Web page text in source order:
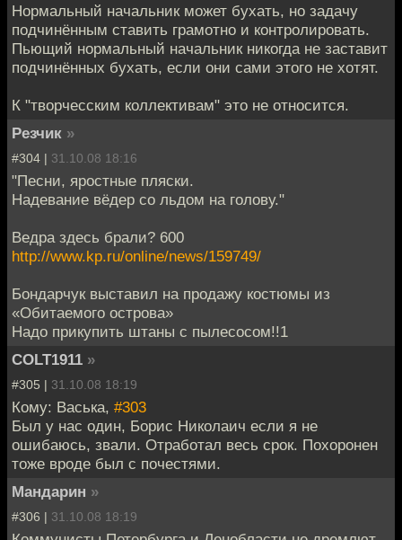
Нормальный начальник может бухать, но задачу
подчинённым ставить грамотно и контролировать.
Пьющий нормальный начальник никогда не заставит
подчинённых бухать, если они сами этого не хотят.
К "творчесским коллективам" это не относится.
Резчик »
#304 | 31.10.08 18:16
"Песни, яростные пляски.
Надевание вёдер со льдом на голову."
Ведра здесь брали? 600
http://www.kp.ru/online/news/159749/
Бондарчук выставил на продажу костюмы из
«Обитаемого острова»
Надо прикупить штаны с пылесосом!!1
COLT1911 »
#305 | 31.10.08 18:19
Кому: Васька, #303
Был у нас один, Борис Николаич если я не
ошибаюсь, звали. Отработал весь срок. Похоронен
тоже вроде был с почестями.
Мандарин »
#306 | 31.10.08 18:19